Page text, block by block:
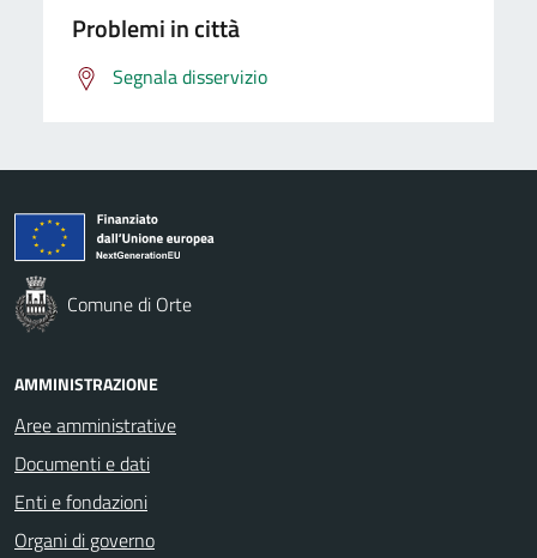
Problemi in città
Segnala disservizio
Comune di Orte
AMMINISTRAZIONE
Aree amministrative
Documenti e dati
Enti e fondazioni
Organi di governo